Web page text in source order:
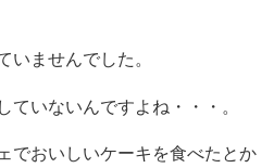
いませんでした。
ていないんですよね・・・。
でおいしいケーキを食べたとか